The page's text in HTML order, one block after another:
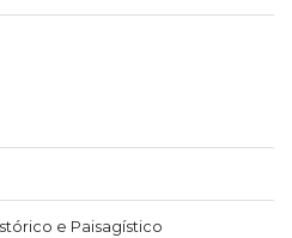
e Paisagístico